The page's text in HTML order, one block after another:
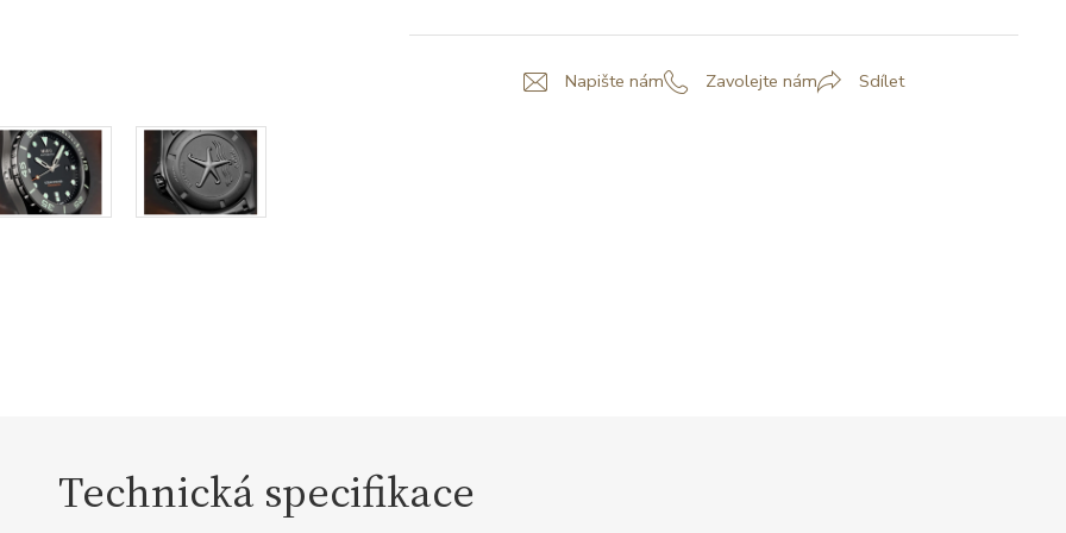
Napište nám Zavolejte nám Sdílet
Technická specifikace